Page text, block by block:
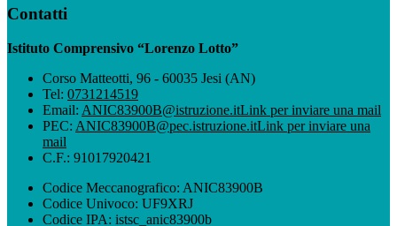
Contatti
Istituto Comprensivo “Lorenzo Lotto”
Corso Matteotti, 96 - 60035 Jesi (AN)
Tel: 0731214519
Email: ANIC83900B@istruzione.itLink per inviare una mail
PEC: ANIC83900B@pec.istruzione.itLink per inviare una
mail
C.F.: 91017920421
Codice Meccanografico: ANIC83900B
Codice Univoco: UF9XRJ
Codice IPA: istsc_anic83900b